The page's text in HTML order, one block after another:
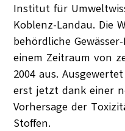
Institut für
Koblenz-Landau. Die
behördliche
einem Zeitraum von
2004 aus.
erst jetzt dank einer
Vorhersage der
Stoffen.